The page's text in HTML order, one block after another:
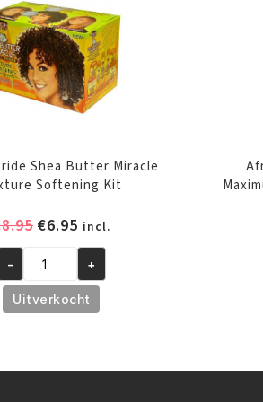
Shea Butter Miracle
Softening Kit
8.95 Oorspronkelijke
was:
€8.95.
€6.95Huidige
prijs
is:
€6.95.
incl.
Pride
Shea
- +
Uitverkocht